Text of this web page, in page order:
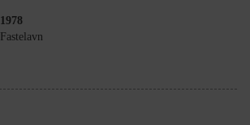
1978
Fastelavn